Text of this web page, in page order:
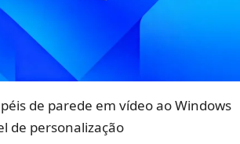
de parede em vídeo ao Windows
de personalização